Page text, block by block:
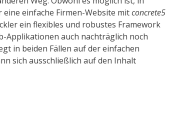
einfache Firmen-Website mitconcrete5
ein flexibles und robustes Framework
Appli­ka­tionen auch nachträglich noch
in beiden Fällen auf der einfachen
sich ausschließlich auf den Inhalt